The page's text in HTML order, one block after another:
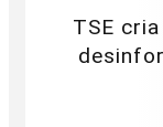
TSE